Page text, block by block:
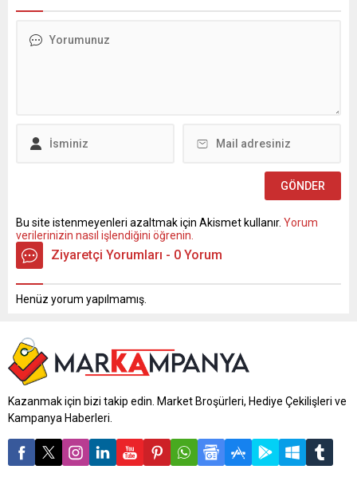
yelpazede ürünler mevcut.
Bu site istenmeyenleri azaltmak için Akismet kullanır. Yorum
verilerinizin nasıl işlendiğini öğrenin.
Ziyaretçi Yorumları - 0 Yorum
Henüz yorum yapılmamış.
Kazanmak için bizi takip edin. Market Broşürleri, Hediye Çekilişleri ve
Kampanya Haberleri.